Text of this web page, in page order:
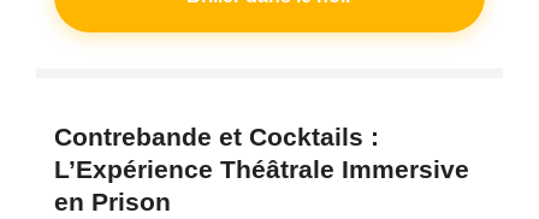
Contrebande et Cocktails :
L’Expérience Théâtrale Immersive
en Prison